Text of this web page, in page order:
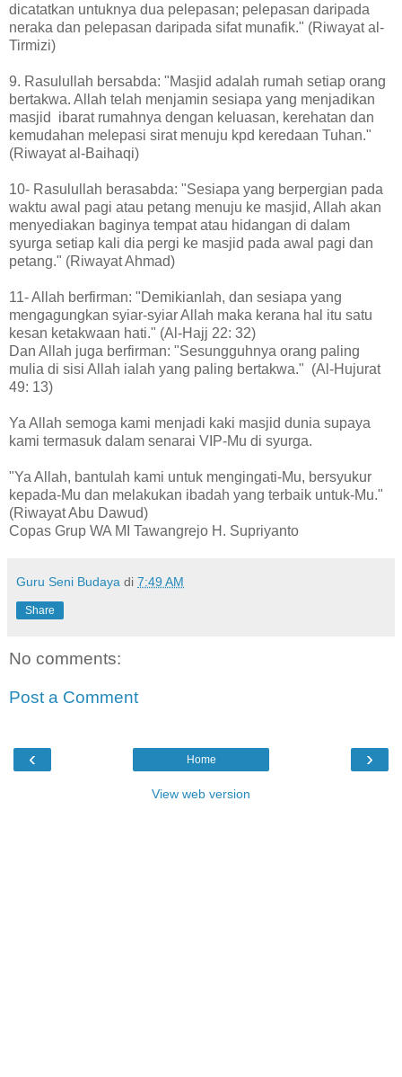
dicatatkan untuknya dua pelepasan; pelepasan daripada
neraka dan pelepasan daripada sifat munafik." (Riwayat al-
Tirmizi)
9. Rasulullah bersabda: "Masjid adalah rumah setiap orang
bertakwa. Allah telah menjamin sesiapa yang menjadikan
masjid ibarat rumahnya dengan keluasan, kerehatan dan
kemudahan melepasi sirat menuju kpd keredaan Tuhan."
(Riwayat al-Baihaqi)
10- Rasulullah berasabda: "Sesiapa yang berpergian pada
waktu awal pagi atau petang menuju ke masjid, Allah akan
menyediakan baginya tempat atau hidangan di dalam
syurga setiap kali dia pergi ke masjid pada awal pagi dan
petang." (Riwayat Ahmad)
11- Allah berfirman: "Demikianlah, dan sesiapa yang
mengagungkan syiar-syiar Allah maka kerana hal itu satu
kesan ketakwaan hati." (Al-Hajj 22: 32)
Dan Allah juga berfirman: "Sesungguhnya orang paling
mulia di sisi Allah ialah yang paling bertakwa." (Al-Hujurat
49: 13)
Ya Allah semoga kami menjadi kaki masjid dunia supaya
kami termasuk dalam senarai VIP-Mu di syurga.
"Ya Allah, bantulah kami untuk mengingati-Mu, bersyukur
kepada-Mu dan melakukan ibadah yang terbaik untuk-Mu."
(Riwayat Abu Dawud)
Copas Grup WA MI Tawangrejo H. Supriyanto
Guru Seni Budaya di 7:49 AM
Share
No comments:
Post a Comment
‹ ›
Home
View web version